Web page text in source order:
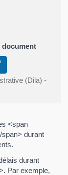
document
(Dila) -
<span
durant
durant
Par exemple,